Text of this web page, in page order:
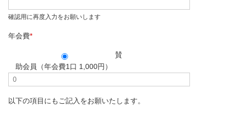
確認用に再度入力をお願いします
年会費*
賛
助会員（年会費1口 1,000円）
以下の項目にもご記入をお願いたします。